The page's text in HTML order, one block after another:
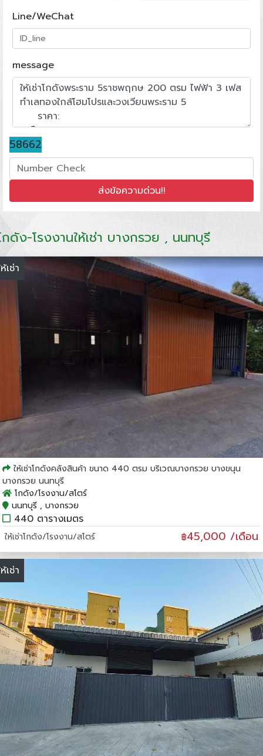
Line/WeChat
message
58662
กดัง-โรงงานให้เช่า บางกรวย , นนทบุรี
เช่า
ให้เช่าโกดังคลังสินค้า ขนาด 440 ตรม บริเวณบางกรวย บางขนุน
บางกรวย นนทบุรี
โกดัง/โรงงาน/สโตร์
นนทบุรี , บางกรวย
440 ตารางเมตร
ให้เช่าโกดัง/โรงงาน/สโตร์ ฿45,000 /เดือน
เช่า